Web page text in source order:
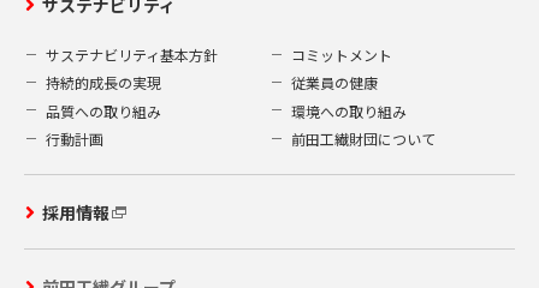
サステナビリティ基本方針
コミットメント
持続的成長の実現
従業員の健康
品質への取り組み
環境への取り組み
行動計画
前田工繊財団について
採用情報